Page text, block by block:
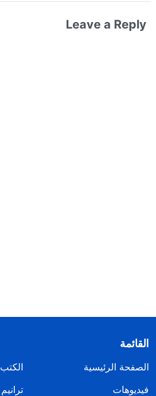
Leave a Reply
القائمة
الصفحة الرئيسية
الكتب
فيديوهات
ترانيم